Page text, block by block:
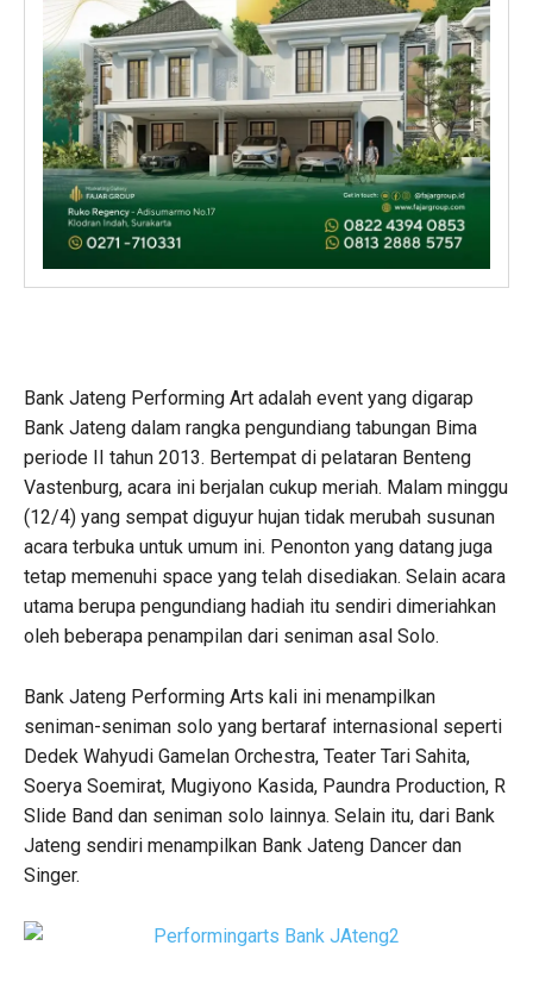
Bank Jateng Performing Art adalah event yang digarap
Bank Jateng dalam rangka pengundiang tabungan Bima
periode II tahun 2013. Bertempat di pelataran Benteng
Vastenburg, acara ini berjalan cukup meriah. Malam minggu
(12/4) yang sempat diguyur hujan tidak merubah susunan
acara terbuka untuk umum ini. Penonton yang datang juga
tetap memenuhi space yang telah disediakan. Selain acara
utama berupa pengundiang hadiah itu sendiri dimeriahkan
oleh beberapa penampilan dari seniman asal Solo.
Bank Jateng Performing Arts kali ini menampilkan
seniman-seniman solo yang bertaraf internasional seperti
Dedek Wahyudi Gamelan Orchestra, Teater Tari Sahita,
Soerya Soemirat, Mugiyono Kasida, Paundra Production, R
Slide Band dan seniman solo lainnya. Selain itu, dari Bank
Jateng sendiri menampilkan Bank Jateng Dancer dan
Singer.